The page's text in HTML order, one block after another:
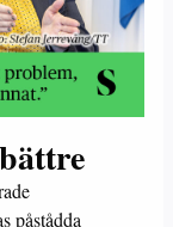
påstådda